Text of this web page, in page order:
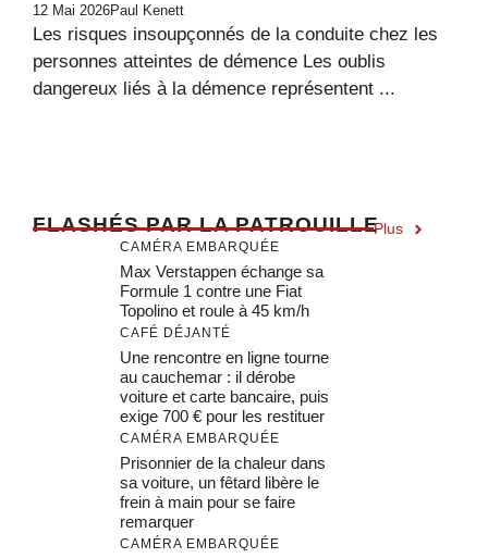
12 Mai 2026Paul Kenett
Les risques insoupçonnés de la conduite chez les
personnes atteintes de démence Les oublis
dangereux liés à la démence représentent ...
FLASHÉS PAR LA PATROUILLEPlus
CAMÉRA EMBARQUÉE
Max Verstappen échange sa
Formule 1 contre une Fiat
Topolino et roule à 45 km/h
CAFÉ DÉJANTÉ
Une rencontre en ligne tourne
au cauchemar : il dérobe
voiture et carte bancaire, puis
exige 700 € pour les restituer
CAMÉRA EMBARQUÉE
Prisonnier de la chaleur dans
sa voiture, un fêtard libère le
frein à main pour se faire
remarquer
CAMÉRA EMBARQUÉE